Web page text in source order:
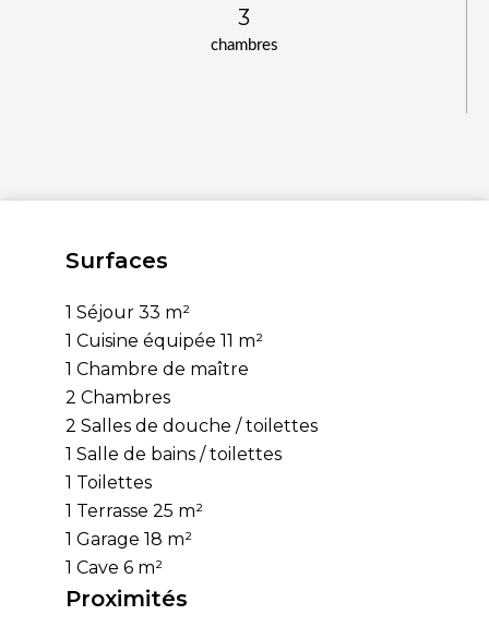
chambres
3
Surfaces
1 Séjour 33 m²
1 Cuisine équipée 11 m²
1 Chambre de maître
2 Chambres
2 Salles de douche / toilettes
1 Salle de bains / toilettes
1 Toilettes
1 Terrasse 25 m²
1 Garage 18 m²
1 Cave 6 m²
Proximités